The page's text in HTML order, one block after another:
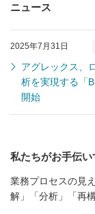
ニュース
2025年7月31日
アグレックス、
析を実現する「
開始
私たちがお手伝い
業務プロセスの見
解」「分析」「再